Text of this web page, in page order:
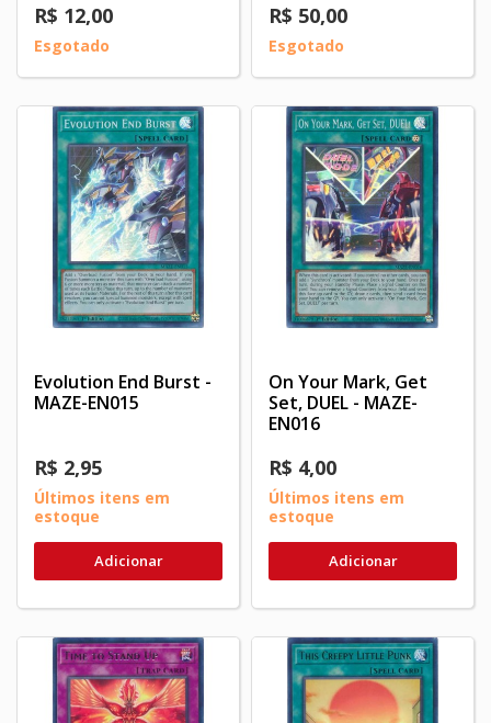
R$ 12,00
Esgotado
R$ 50,00
Esgotado
Evolution End Burst -
MAZE-EN015
R$ 2,95
Últimos itens em
estoque
Adicionar
On Your Mark, Get
Set, DUEL - MAZE-
EN016
R$ 4,00
Últimos itens em
estoque
Adicionar